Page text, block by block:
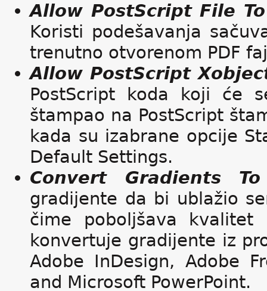
Allow PostScript File
Koristi podešavanja
trenutno otvorenom PDF
Allow PostScript
PostScript koda koji će
štampao na PostScript
kada su izabrane opcije
Default Settings.
Convert Gradients
gradijente da bi ublažio
čime poboljšava
konvertuje gradijente iz
Adobe InDesign, Adobe
and Microsoft PowerPoint.